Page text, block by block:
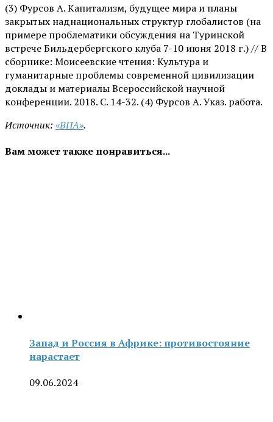
(3) Фурсов А. Капитализм, будущее мира и планы
закрытых наднациональных структур глобалистов (на
примере проблематики обсуждения на Туринской
встрече Бильдербергского клуба 7-10 июня 2018 г.) // В
сборнике: Моисеевские чтения: Культура и
гуманитарные проблемы современной цивилизации
доклады и материалы Всероссийской научной
конференции. 2018. С. 14-32. (4) Фурсов А. Указ. работа.
Источник: «ВПА».
Вам может также понравиться...
Запад и Россия в Африке: противостояние
нарастает
09.06.2024